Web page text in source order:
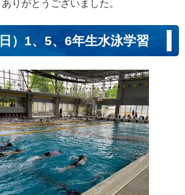
りがとうございました。
）1、5、6年生水泳学習